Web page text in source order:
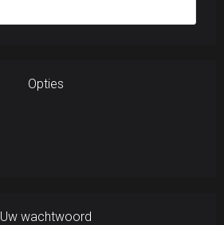
Opties
Uw wachtwoord